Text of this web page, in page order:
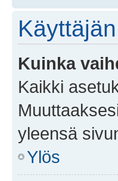
Kuinka
Kaikki
yleensä
Ylös